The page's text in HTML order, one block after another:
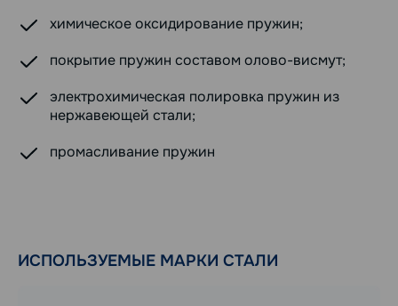
химическое оксидирование пружин;
покрытие пружин составом олово-висмут;
электрохимическая полировка пружин из
нержавеющей стали;
промасливание пружин
ИСПОЛЬЗУЕМЫЕ МАРКИ СТАЛИ